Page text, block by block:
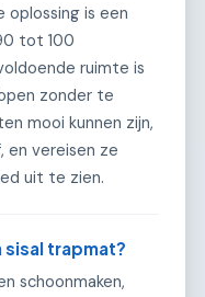
oplossing is een
tot 100
ruimte is
zonder te
mooi kunnen zijn,
en vereisen ze
uit te zien.
sisal trapmat?
schoonmaken,